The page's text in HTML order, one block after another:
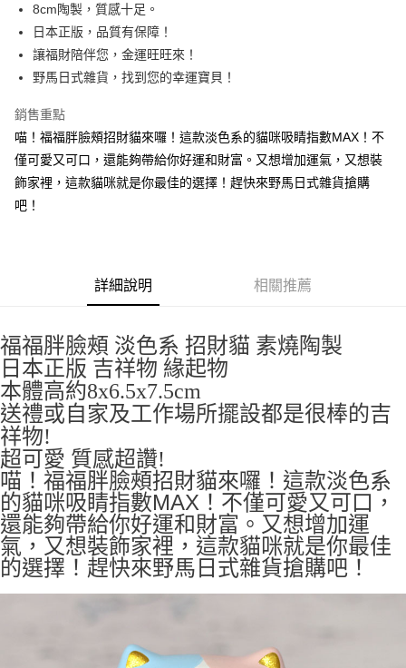
國泰世華商業銀行
臺灣中小企業銀行
匯豐（台灣）商業銀行
聯邦商業銀行
元大商業銀行
永豐商業銀行
台新國際商業銀行
台灣樂天信用卡公司
Apple Pay
街口支付
Google Pay
ATM付款
運送方式
付款後全家取貨
7-11取貨付款
每筆NT$65，滿NT$999(含以上)免運費
付款後7-11取貨
每筆NT$65，滿NT$999(含以上)免運費
宅配
每筆NT$100，滿NT$999(含以上)免運費
8cm陶製，質感十足。
日本正版，品質有保障！
讓福財陪伴您，金運旺旺來！
野馬日式雜貨，找到您的幸運寶貝！
銷售重點
喵！福福胖臉頰招財貓來囉！這款淡色系的貓咪吸睛指數MAX！不
僅可愛又可口，還能夠帶給你好運和財富。又想增加運氣，又想裝
飾家裡，這款貓咪就是你最佳的選擇！趕快來野馬日式雜貨搶購
吧！
詳細說明 相關推薦
福福胖臉頰 淡色系 招財貓 素燒陶製
日本正版 吉祥物 緣起物
本體高約8x6.5x7.5cm
送禮或自家及工作場所擺設都是很棒的吉
祥物!
超可愛 質感超讚!
喵！福福胖臉頰招財貓來囉！這款淡色系
的貓咪吸睛指數MAX！不僅可愛又可口，
還能夠帶給你好運和財富。又想增加運
氣，又想裝飾家裡，這款貓咪就是你最佳
的選擇！趕快來野馬日式雜貨搶購吧！